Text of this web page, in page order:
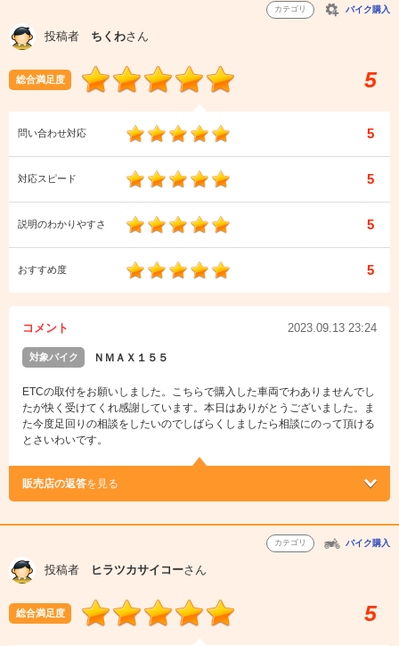
カテゴリ バイク購入
投稿者 ちくわさん
総合満足度 5
問い合わせ対応 5
対応スピード 5
説明のわかりやすさ 5
おすすめ度 5
コメント 2023.09.13 23:24
対象バイク ＮＭＡＸ１５５
ETCの取付をお願いしました。こちらで購入した車両でわありませんでし
たが快く受けてくれ感謝しています。本日はありがとうございました。ま
た今度足回りの相談をしたいのでしばらくしましたら相談にのって頂ける
とさいわいです。
販売店の返答を見る
カテゴリ バイク購入
投稿者 ヒラツカサイコーさん
総合満足度 5